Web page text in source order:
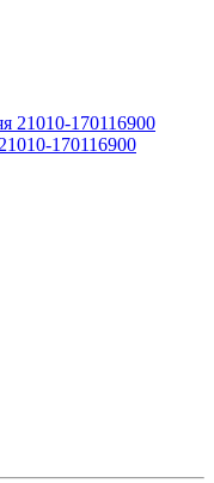
170116900